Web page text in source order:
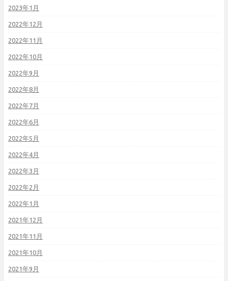
2023年1月
2022年12月
2022年11月
2022年10月
2022年9月
2022年8月
2022年7月
2022年6月
2022年5月
2022年4月
2022年3月
2022年2月
2022年1月
2021年12月
2021年11月
2021年10月
2021年9月